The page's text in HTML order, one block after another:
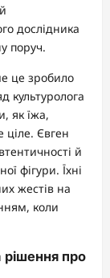
дослідника
поруч.
це зробило
культуролога
як їжа,
ціле. Євген
й
фігури. Їхні
жестів на
коли
рішення про